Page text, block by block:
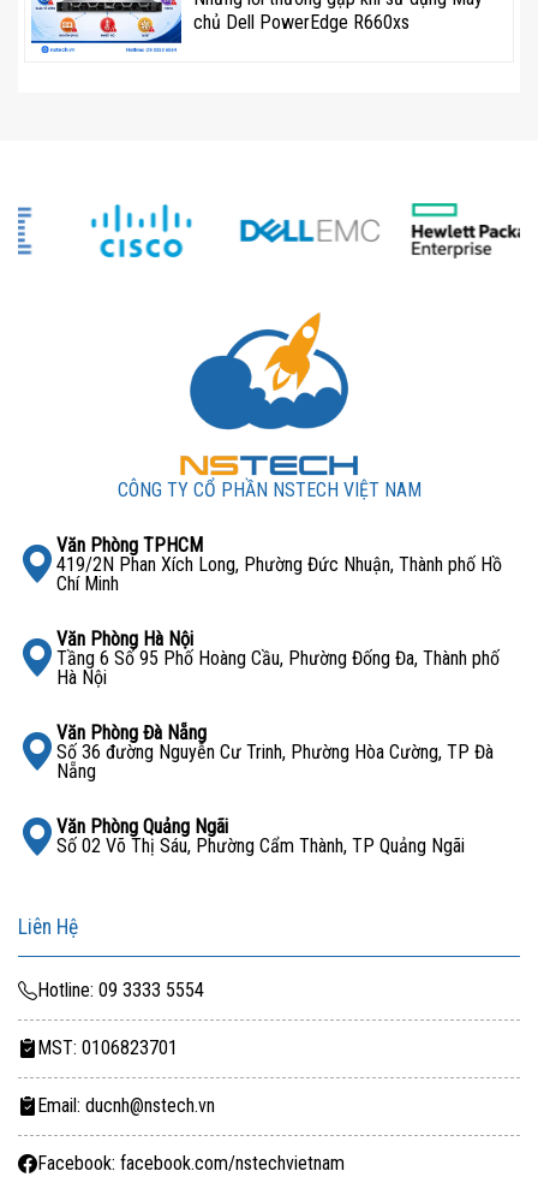
Giao hàng tận nơi trên toàn quốc, đảm bảo máy chủ
đến tay khách hàng một cách an toàn và nhanh
ưu đãi hấp dẫn!
———————————-
https://nstech.vn/
☎Hotline: 09 3333 5554
📧Email: ducnh@nstech.vn
chủ Dell PowerEdge R660xs
CÔNG TY CỔ PHẦN NSTECH VIỆT NAM
Văn Phòng TPHCM
419/2N Phan Xích Long, Phường Đức Nhuận, Thành phố Hồ
Chí Minh
Văn Phòng Hà Nội
Tầng 6 Số 95 Phố Hoàng Cầu, Phường Đống Đa, Thành phố
Hà Nội
Văn Phòng Đà Nẵng
Số 36 đường Nguyễn Cư Trinh, Phường Hòa Cường, TP Đà
Nẵng
Văn Phòng Quảng Ngãi
Số 02 Võ Thị Sáu, Phường Cẩm Thành, TP Quảng Ngãi
Liên Hệ
Hotline: 09 3333 5554
MST: 0106823701
Email: ducnh@nstech.vn
Facebook: facebook.com/nstechvietnam